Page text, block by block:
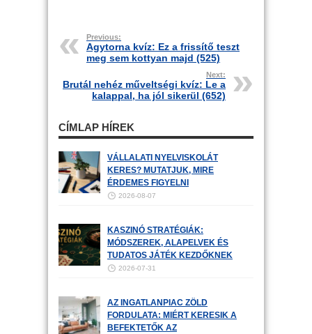
Previous:
Agytorna kvíz: Ez a frissítő teszt
meg sem kottyan majd (525)
Next:
Brutál nehéz műveltségi kvíz: Le a
kalappal, ha jól sikerül (652)
CÍMLAP HÍREK
VÁLLALATI NYELVISKOLÁT
KERES? MUTATJUK, MIRE
ÉRDEMES FIGYELNI
2026-08-07
KASZINÓ STRATÉGIÁK:
MÓDSZEREK, ALAPELVEK ÉS
TUDATOS JÁTÉK KEZDŐKNEK
2026-07-31
AZ INGATLANPIAC ZÖLD
FORDULATA: MIÉRT KERESIK A
BEFEKTETŐK AZ